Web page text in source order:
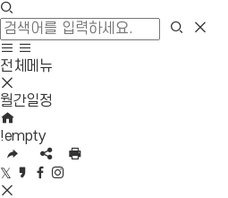
색
창
열
기
검
사
이
맵
이
동
바
메
열
기
전체메뉴
모
바
일
메
뉴
닫
기
월간일정
HOME
!empty
URL
복
SNS
공
트
위
카
페 인